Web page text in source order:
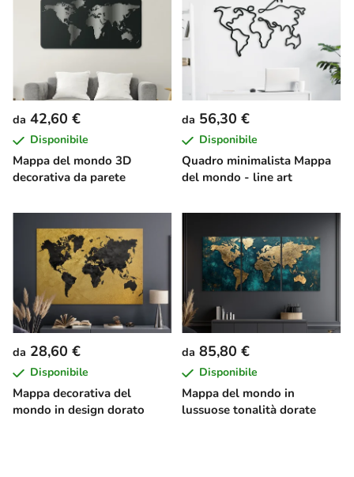
Mappa del mondo 3D
decorativa da parete
da 42,60 €
Disponibile
Quadro minimalista Mappa
del mondo - line art
da 56,30 €
Disponibile
Mappa decorativa del
mondo in design dorato
da 28,60 €
Disponibile
Mappa del mondo in
lussuose tonalità dorate
da 85,80 €
Disponibile